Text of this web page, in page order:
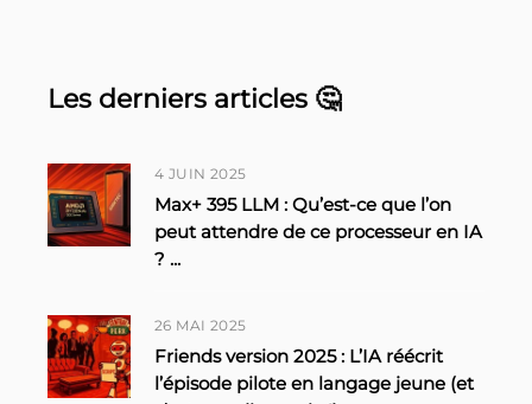
Les derniers articles 🤔
4 JUIN 2025
Max+ 395 LLM : Qu’est-ce que l’on
peut attendre de ce processeur en IA
? ...
26 MAI 2025
Friends version 2025 : L’IA réécrit
l’épisode pilote en langage jeune (et